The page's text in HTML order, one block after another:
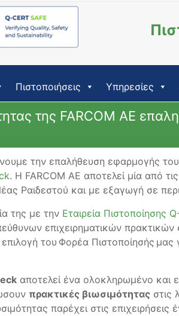
Πιστοποιήσεις Υπηρεσίες
της FARCOM AE
την επαλήθευση εφαρμογής
. Η FARCOM ΑΕ αποτελεί μία από
Ραιδεστού και με εξαγωγή σε
της με την Εταιρεία Πιστοποίησης
επιχειρηματικών πρακτικών
του Φορέα Πιστοποίησής μας
αποτελεί ένα ολοκληρωμένο και
πρακτικές βιωσιμότητας στις
παρέχει στις επιχειρήσεις